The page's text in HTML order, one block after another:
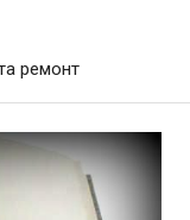
ремонт